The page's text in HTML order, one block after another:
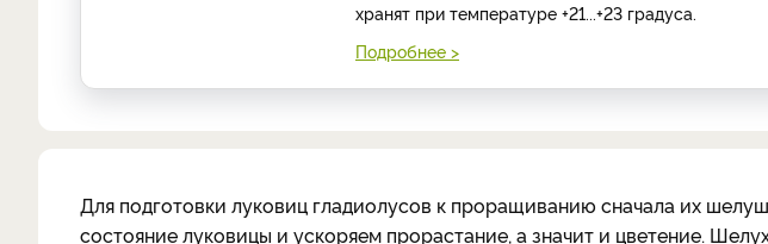
хранят при температуре +21...+23 градуса.
Подробнее >
Для подготовки луковиц гладиолусов к проращиванию сначала их
состояние луковицы и ускоряем прорастание, а значит и цветение.